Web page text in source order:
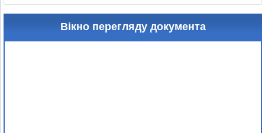
Вікно перегляду документа